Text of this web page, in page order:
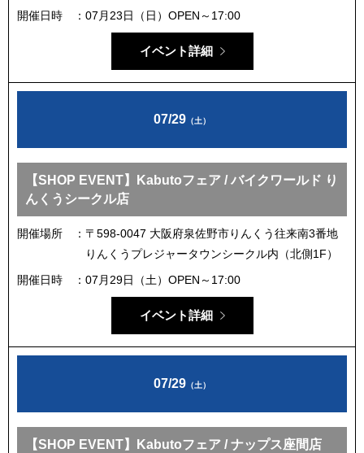
開催日時
07月23日（日）OPEN～17:00
イベント詳細
07/29 （土）
【SHOP EVENT】Kabutoフェア / バイクワールド り
んくうシークル店
開催場所
〒598-0047 大阪府泉佐野市りんくう往来南3番地
りんくうプレジャータウンシークル内（北側1F）
開催日時
07月29日（土）OPEN～17:00
イベント詳細
07/29 （土）
【SHOP EVENT】Kabutoフェア / ナップス座間店